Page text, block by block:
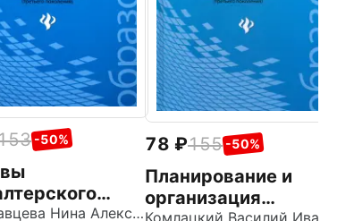
-50%
и аудита в
Бреславцева Нина Александровна
78 155 -50%
Планирование и
организация